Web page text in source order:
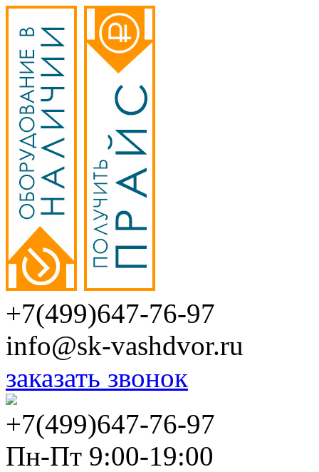
+7(499)647-76-97
info@sk-vashdvor.ru
заказать звонок
+7(499)647-76-97
Пн-Пт 9:00-19:00